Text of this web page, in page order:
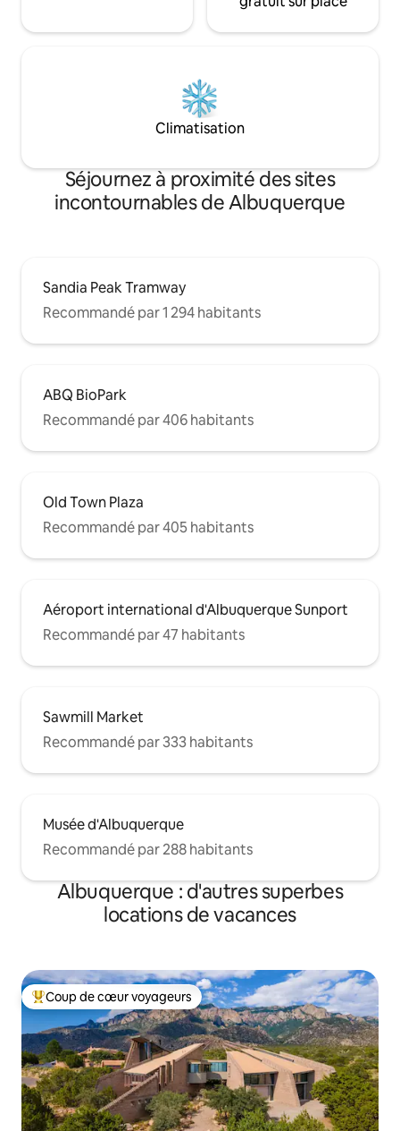
Climatisation
Séjournez à proximité des sites
incontournables de Albuquerque
Sandia Peak Tramway
Recommandé par 1 294 habitants
ABQ BioPark
Recommandé par 406 habitants
Old Town Plaza
Recommandé par 405 habitants
Aéroport international d'Albuquerque Sunport
Recommandé par 47 habitants
Sawmill Market
Recommandé par 333 habitants
Musée d'Albuquerque
Recommandé par 288 habitants
Albuquerque : d'autres superbes
locations de vacances
Coups de cœur voyageurs les plus appréciés
Coup de cœur voyageurs